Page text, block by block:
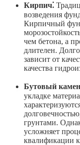
Кирпич⁚
возведения
Кирпичный
чем бетона, а
длителен.
зависит от
качества
Бутовый
укладке
грунтами.
усложняет
квалификации